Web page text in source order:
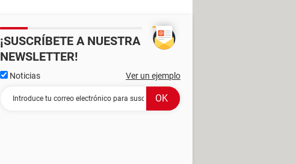
¡SUSCRÍBETE A NUESTRA
NEWSLETTER!
Noticias Ver un ejemplo